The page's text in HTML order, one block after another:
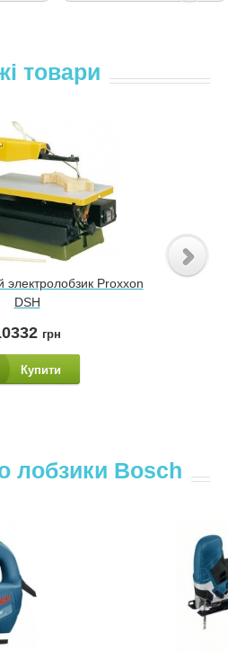
товари
электролобзик Proxxon
DSH
грн
Купити
лобзики Bosch